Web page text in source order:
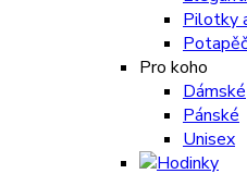
Pilotky
Pro koho
Dámské
Pánské
Unisex